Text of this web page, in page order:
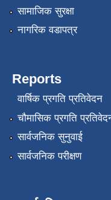
सामाजिक सुरक्षा
नागरिक वडापत्र
Reports
वार्षिक प्रगति प्रतिवेदन
चौमासिक प्रगति
सार्वजनिक सुनुवाई
सार्वजनिक परीक्षण